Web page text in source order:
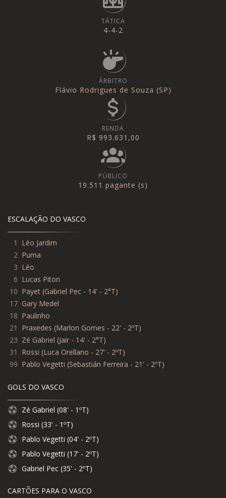
TÁTICA
4-4-2
ÁRBITRO
Flávio Rodrigues de Souza (SP)
RENDA
R$ 993.631,00
PÚBLICO
19.511 pagante (s)
ESCALAÇÃO DO VASCO
1
Léo Jardim
2 Puma
3 Léo
6 Lucas Piton
10 Payet (Gabriel Pec - 14' - 2°T)
17 Gary Medel
18 Paulinho
21
Praxedes (Marlon Gomes - 22' - 2ºT)
23 Zé Gabriel (Jair - 14' - 2°T)
31
Rossi (Luca Orellano - 27' - 2ºT)
99 Pablo Vegetti (Sebastián Ferreira - 21' - 2ºT)
GOLS DO VASCO
Zé Gabriel (08' - 1ºT)
Rossi (33' - 1ºT)
Pablo Vegetti (04' - 2ºT)
Pablo Vegetti (17' - 2ºT)
Gabriel Pec (35' - 2ºT)
CARTÕES PARA O VASCO